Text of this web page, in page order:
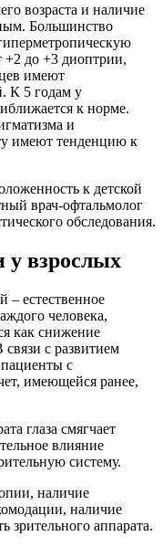
возраста и наличие
Большинство
+2 до +3 диоптрии,
имеют
К 5 годам у
к норме.
и
имеют тенденцию к
к детской
врач-офтальмолог
обследования.
у взрослых
– естественное
человека,
как снижение
с развитием
с
имеющейся ранее,
глаза смягчает
влияние
систему.
наличие
наличие
зрительного аппарата.